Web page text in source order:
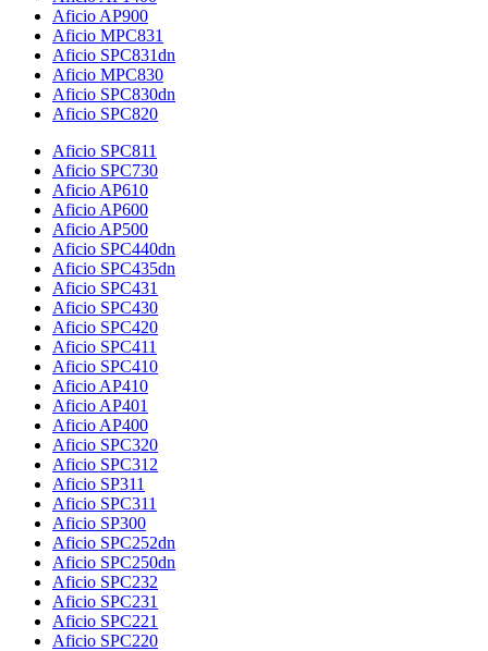
Aficio AP900
Aficio MPC831
Aficio SPC831dn
Aficio MPC830
Aficio SPC830dn
Aficio SPC820
Aficio SPC811
Aficio SPC730
Aficio AP610
Aficio AP600
Aficio AP500
Aficio SPC440dn
Aficio SPC435dn
Aficio SPC431
Aficio SPC430
Aficio SPC420
Aficio SPC411
Aficio SPC410
Aficio AP410
Aficio AP401
Aficio AP400
Aficio SPC320
Aficio SPC312
Aficio SP311
Aficio SPC311
Aficio SP300
Aficio SPC252dn
Aficio SPC250dn
Aficio SPC232
Aficio SPC231
Aficio SPC221
Aficio SPC220